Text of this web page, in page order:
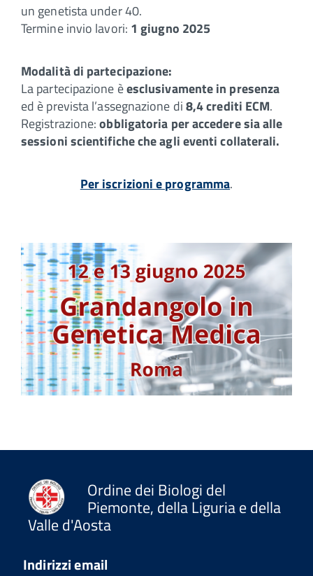
un genetista under 40.
Termine invio lavori: 1 giugno 2025
Modalità di partecipazione:
La partecipazione èesclusivamente in presenza
ed è prevista l’assegnazione di8,4 crediti ECM.
Registrazione:obbligatoria per accedere sia alle
sessioni scientifiche che agli eventi collaterali.
Per iscrizioni e programma.
Ordine dei Biologi del
Piemonte, della Liguria e della
Valle d'Aosta
Indirizzi email